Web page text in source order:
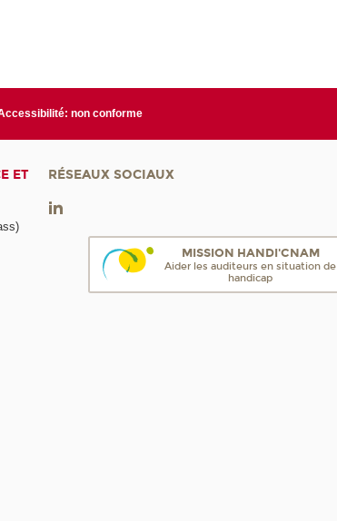
non conforme
ET
RÉSEAUX SOCIAUX
MISSION HANDI'CNAM
Aider les auditeurs en situation de
handicap